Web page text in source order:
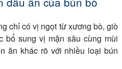
chỉ có vị ngọt từ xương bò, giò
bổ sung vị mặn sâu cùng mùi
ăn khác rõ với nhiều loại bún